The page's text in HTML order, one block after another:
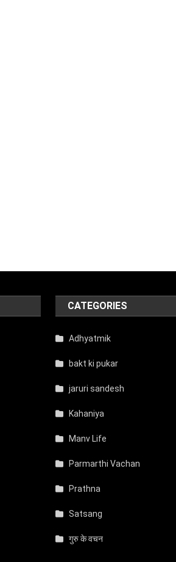
CATEGORIES
Adhyatmik
bakt ki pukar
jaruri sandesh
Kahaniya
Manv Life
Parmarthi Vachan
Prathna
Satsang
गुरु के वचन